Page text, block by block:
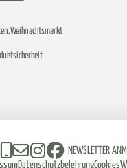
,Weihnachtsmarkt
NEWSLETTER
DatenschutzbelehrungCookies